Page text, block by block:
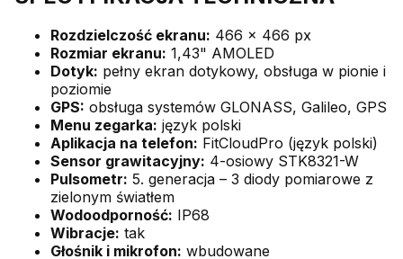
Rozdzielczość ekranu: 466 × 466 px
Rozmiar ekranu: 1,43" AMOLED
Dotyk: pełny ekran dotykowy, obsługa w pionie i
poziomie
GPS: obsługa systemów GLONASS, Galileo, GPS
Menu zegarka: język polski
Aplikacja na telefon: FitCloudPro (język polski)
Sensor grawitacyjny: 4-osiowy STK8321-W
Pulsometr: 5. generacja – 3 diody pomiarowe z
zielonym światłem
Wodoodporność: IP68
Wibracje: tak
Głośnik i mikrofon: wbudowane